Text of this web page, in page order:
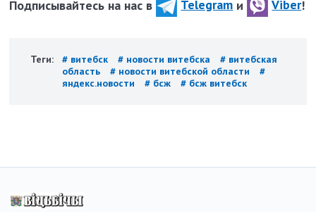
Подписывайтесь на нас в Telegram и Viber!
Теги: # витебск # новости витебска
# витебская
область
# новости витебской области
#
яндекс.новости
# бсж # бсж витебск